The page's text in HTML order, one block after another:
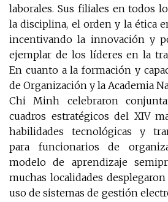
laborales. Sus filiales en todos
la disciplina, el orden y la ética
incentivando la innovación y
ejemplar de los líderes en la
En cuanto a la formación y
de Organización y la Academia
Chi Minh celebraron
cuadros estratégicos del XIV
habilidades tecnológicas y
para funcionarios de
modelo de aprendizaje
muchas localidades
uso de sistemas de gestión